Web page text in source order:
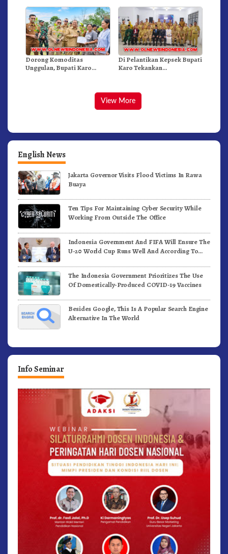
Dorong Komoditas
Unggulan, Bupati Karo
Di Pelantikan Kepsek Bupati
Karo Tekankan
View More
English News
Jakarta Governor Visits Flood Victims In Rawa
Buaya
Ten Tips For Maintaining Cyber Security While
Working From Outside The Office
Indonesia Government And FIFA Will Ensure The
U-20 World Cup Runs Well And According To
The Indonesia Government Prioritizes The Use
Of Domestically-Produced COVID-19 Vaccines
Besides Google, This Is A Popular Search Engine
Alternative In The World
Info Seminar